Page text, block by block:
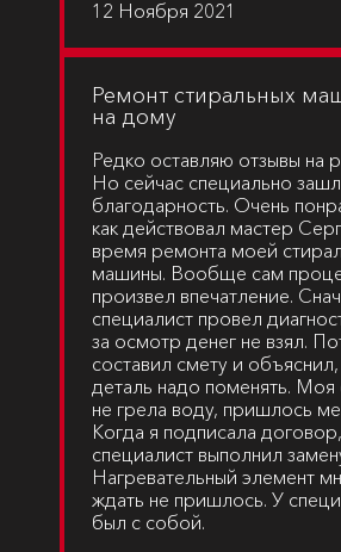
12 Ноября 2021
Ремонт стиральных
на дому
Редко оставляю отзывы на
Но сейчас специально
благодарность. Очень
как действовал мастер
время ремонта моей
машины. Вообще сам
произвел впечатление.
специалист провел
за осмотр денег не взял.
составил смету и
деталь надо поменять. Моя
не грела воду, пришлось
Когда я подписала договор,
специалист выполнил
Нагревательный элемент
ждать не пришлось. У
был с собой.